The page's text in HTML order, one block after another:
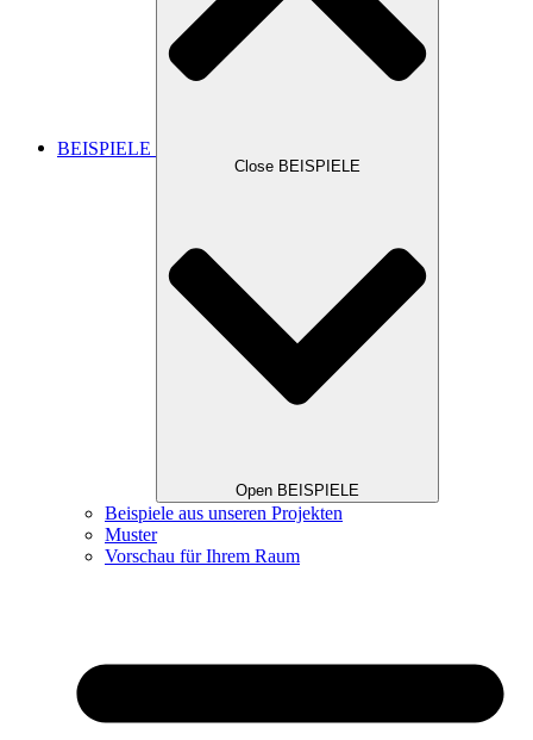
BEISPIELE
Close BEISPIELE
Open BEISPIELE
Beispiele aus unseren Projekten
Muster
Vorschau für Ihrem Raum